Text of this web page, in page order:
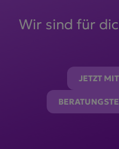
Wir sind für
JETZT